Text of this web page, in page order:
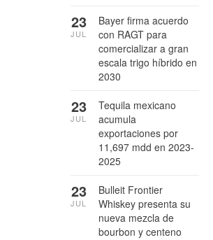
Bayer firma acuerdo
con RAGT para
comercializar a gran
escala trigo híbrido en
2030
23
JUL
Tequila mexicano
acumula
exportaciones por
11,697 mdd en 2023-
2025
23
JUL
Bulleit Frontier
Whiskey presenta su
nueva mezcla de
bourbon y centeno
23
JUL